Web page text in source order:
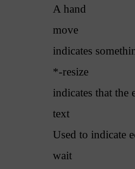
A hand
move
indicates
*-resize
indicates that the
text
Used to indicate
wait